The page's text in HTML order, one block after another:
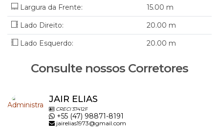
WhatsApp 47 98871-8191
WhatsApp 47 3300-1861
www.jairimobiliaria.com.br
Largura da Frente: 15.00 m
Lado Direito: 20.00 m
Lado Esquerdo: 20.00 m
Consulte nossos Corretores
JAIR ELIAS
CRECI37412F
+55 (47) 98871-8191
jairelias1973@gmail.com